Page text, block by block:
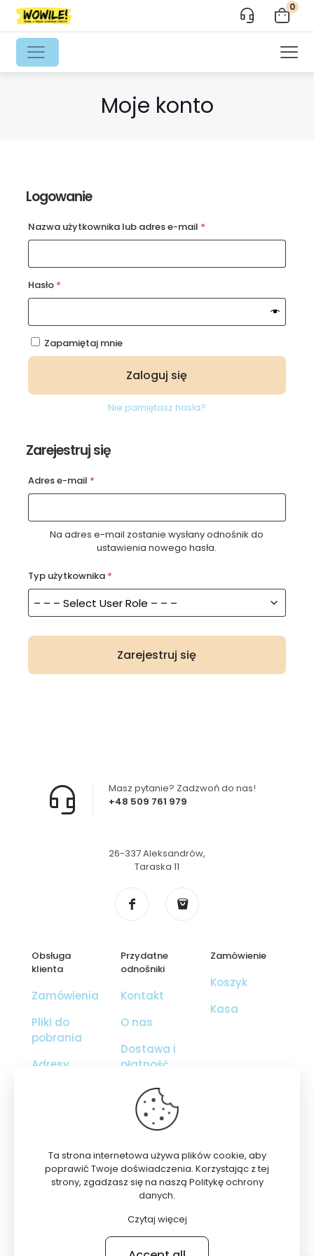
0
Moje konto
Logowanie
Nazwa użytkownika lub adres e-mail *Wymagane
Hasło *Wymagane
Zapamiętaj mnie
Zaloguj się
Nie pamiętasz hasła?
Zarejestruj się
Adres e-mail *Wymagane
Na adres e-mail zostanie wysłany odnośnik do
ustawienia nowego hasła.
Typ użytkownika *
Zarejestruj się
+48 509 761 979
Masz pytanie? Zadzwoń do nas!
26-337 Aleksandrów,
Taraska 11
Obsługa
klienta
Zamówienia
Pliki do
pobrania
Adresy
Przydatne
odnośniki
Kontakt
O nas
Dostawa i
płatność
Regulamin
Polityka
prywatności
Zamówienie
Koszyk
Kasa
stron Piotrków: AdrianGrzybek.pl
Ta strona internetowa używa plików cookie, aby
poprawić Twoje doświadczenia. Korzystając z tej
strony, zgadzasz się na naszą Politykę ochrony
danych.
Czytaj więcej